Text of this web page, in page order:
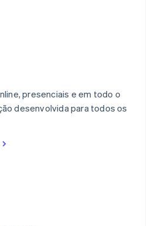
presenciais e em todo o
desenvolvida para todos os